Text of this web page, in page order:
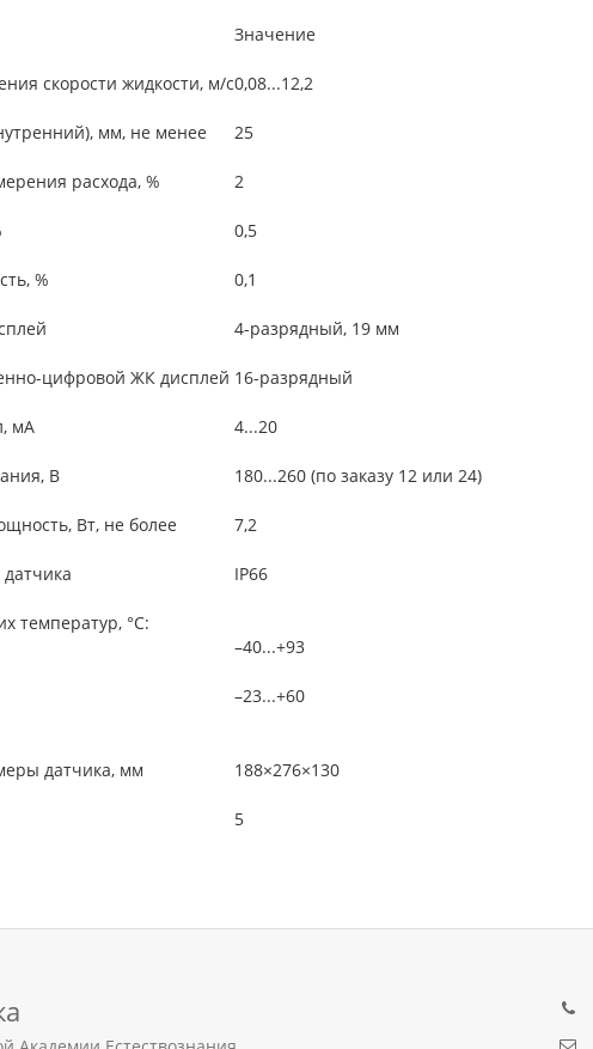
Значение
скорости жидкости, м/с0,08...12,2
мм, не менее 25
расхода, % 2
0,5
% 0,1
4-разрядный, 19 мм
цифровой ЖК дисплей 16-разрядный
мА 4...20
В 180...260 (по заказу 12 или 24)
Вт, не более 7,2
IP66
температур, °С:
–40...+93
–23...+60
датчика, мм 188×276×130
5